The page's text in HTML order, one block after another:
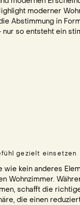
moderner
Abstimmung in
nur so entsteht ein
gezielt einsetzen
wie kein anderes
Wohnzimmer.
schafft die
die einen